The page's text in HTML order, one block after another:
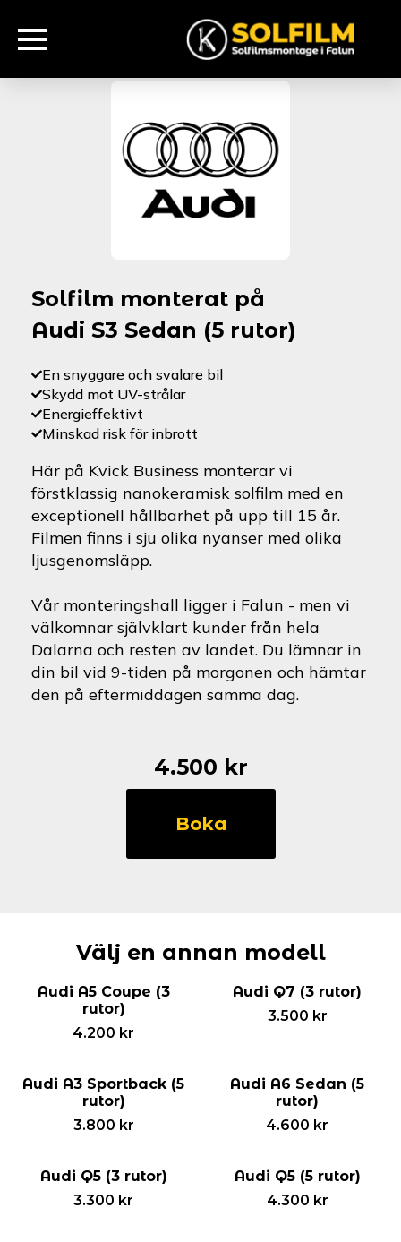
Solfilm monterat på
Audi S3 Sedan (5 rutor)
En snyggare och svalare bil
Skydd mot UV-strålar
Energieffektivt
Minskad risk för inbrott
Här på Kvick Business monterar vi
förstklassig nanokeramisk solfilm med en
exceptionell hållbarhet på upp till 15 år.
Filmen finns i sju olika nyanser med olika
ljusgenomsläpp.
Vår monteringshall ligger i Falun - men vi
välkomnar självklart kunder från hela
Dalarna och resten av landet. Du lämnar in
din bil vid 9-tiden på morgonen och hämtar
den på eftermiddagen samma dag.
4.500 kr
Audi
rutor)
Boka
Välj en annan modell
Audi A5 Coupe (3
rutor)
4.200 kr
Audi Q7 (3 rutor)
3.500 kr
Audi A3 Sportback (5
rutor)
3.800 kr
Audi A6 Sedan (5
rutor)
4.600 kr
Audi Q5 (3 rutor)
3.300 kr
Audi Q5 (5 rutor)
4.300 kr